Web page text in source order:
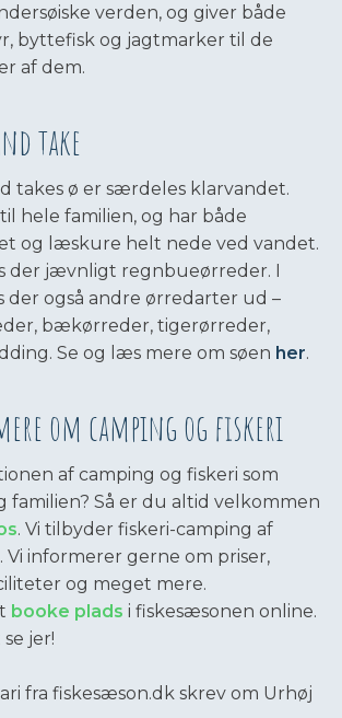
verden, og giver både
byttefisk og jagtmarker til de
af dem.
take
takes ø er særdeles klarvandet.
hele familien, og har både
og læskure helt nede ved vandet.
der jævnligt regnbueørreder. I
også andre ørredarter ud –
bækørreder, tigerørreder,
Se og læs mere om søen her.
om camping og fiskeri
af camping og fiskeri som
familien? Så er du altid velkommen
. Vi tilbyder fiskeri-camping af
Vi informerer gerne om priser,
og meget mere.
booke plads i fiskesæsonen online.
jer!
fra fiskesæson.dk skrev om Urhøj